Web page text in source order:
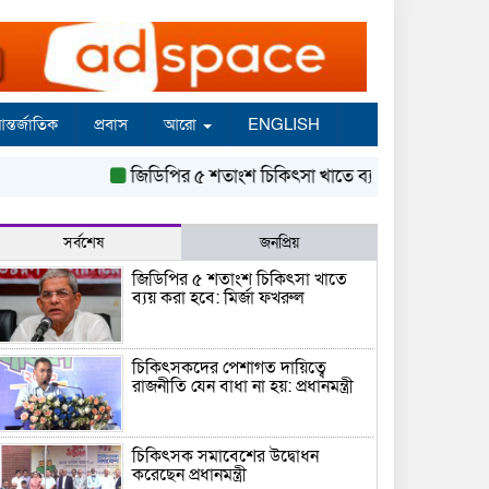
প্রবাস আরো ENGLISH
জিডিপির ৫ শতাংশ চিকিৎসা খাতে ব্যয় করা হবে: মির্জা
সর্বশেষ জনপ্রিয়
জিডিপির ৫ শতাংশ চিকিৎসা খাতে
ব্যয় করা হবে: মির্জা ফখরুল
চিকিৎসকদের পেশাগত দায়িত্বে
রাজনীতি যেন বাধা না হয়: প্রধানমন্ত্রী
চিকিৎসক সমাবেশের উদ্বোধন
করেছেন প্রধানমন্ত্রী